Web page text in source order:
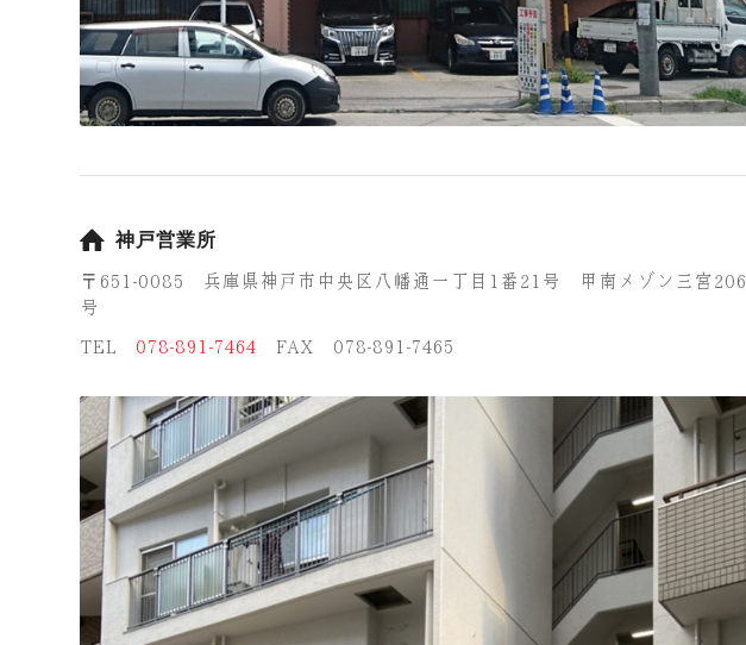
神戸営業所
〒651-0085 兵庫県神戸市中央区八幡通一丁目1番21号 甲南メゾン三宮206
号
TEL
078-891-7464 FAX 078-891-7465